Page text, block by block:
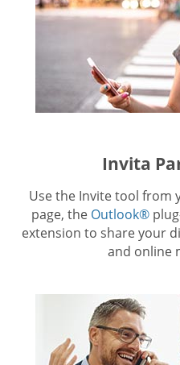
Invita
Use the Invite tool from
page, the Outlook®
extension to share your
and online